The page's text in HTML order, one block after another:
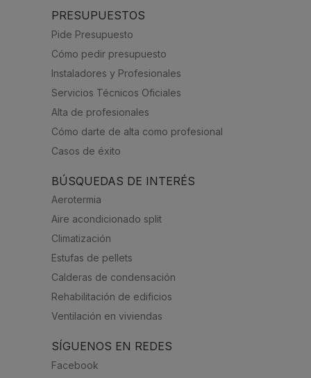
PRESUPUESTOS
Pide Presupuesto
Cómo pedir presupuesto
Instaladores y Profesionales
Servicios Técnicos Oficiales
Alta de profesionales
Cómo darte de alta como profesional
Casos de éxito
BÚSQUEDAS DE INTERÉS
Aerotermia
Aire acondicionado split
Climatización
Estufas de pellets
Calderas de condensación
Rehabilitación de edificios
Ventilación en viviendas
SÍGUENOS EN REDES
Facebook